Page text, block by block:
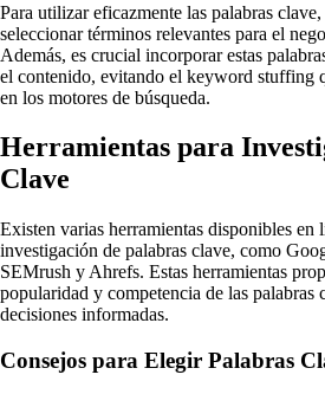
Para utilizar eficazmente las palabras
seleccionar términos relevantes para el
Además, es crucial incorporar estas
el contenido, evitando el keyword stuffing
en los motores de búsqueda.
Herramientas para
Clave
Existen varias herramientas disponibles en
investigación de palabras clave, como
SEMrush y Ahrefs. Estas herramientas
popularidad y competencia de las palabras
decisiones informadas.
Consejos para Elegir Palabras